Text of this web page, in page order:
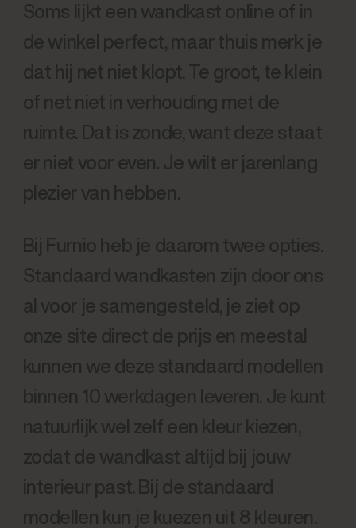
Soms lijkt een wandkast online of in
de winkel perfect, maar thuis merk je
dat hij net niet klopt. Te groot, te klein
of net niet in verhouding met de
ruimte. Dat is zonde, want deze staat
er niet voor even. Je wilt er jarenlang
plezier van hebben.
Bij Furnio heb je daarom twee opties.
Standaard wandkasten zijn door ons
al voor je samengesteld, je ziet op
onze site direct de prijs en meestal
kunnen we deze standaard modellen
binnen 10 werkdagen leveren. Je kunt
natuurlijk wel zelf een kleur kiezen,
zodat de wandkast altijd bij jouw
interieur past. Bij de standaard
modellen kun je kuezen uit 8 kleuren.